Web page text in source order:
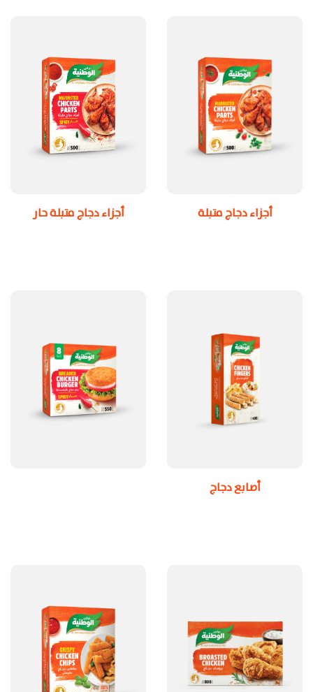
أجزاء دجاج متبلة أجزاء دجاج متبلة حار
أصابع دجاج